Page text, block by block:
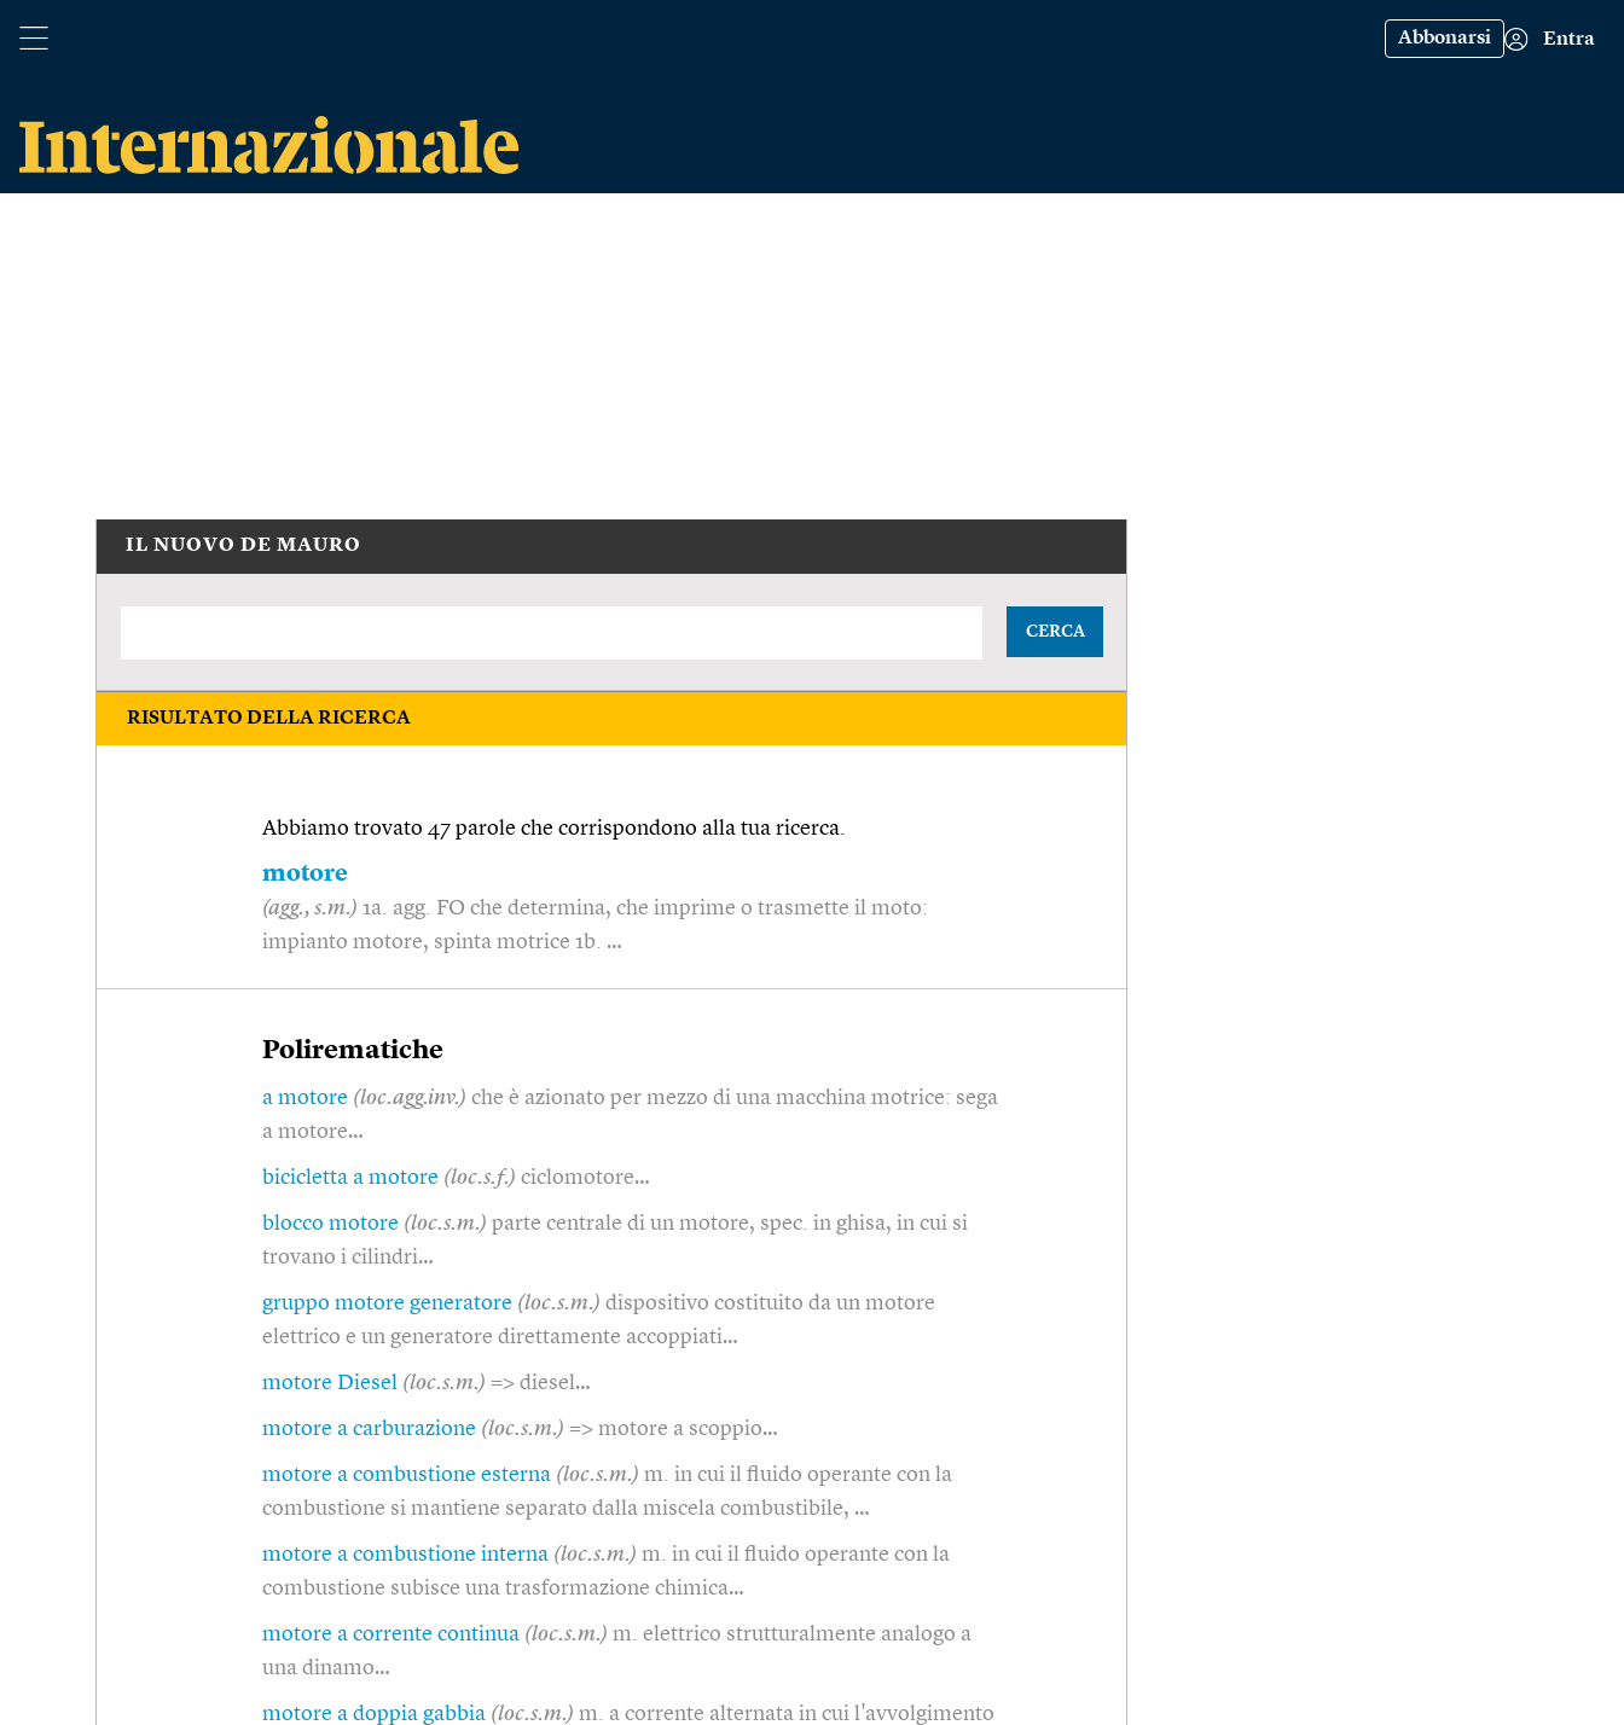
Abbonarsi Entra
IL NUOVO DE MAURO
CERCA
RISULTATO DELLA RICERCA
Abbiamo trovato 47 parole che corrispondono alla tua ricerca.
motore
(agg., s.m.) 1a. agg. FO che determina, che imprime o trasmette il moto:
impianto motore, spinta motrice 1b. …
Polirematiche
a motore (loc.agg.inv.) che è azionato per mezzo di una macchina motrice: sega
a motore…
bicicletta a motore (loc.s.f.) ciclomotore…
blocco motore (loc.s.m.) parte centrale di un motore, spec. in ghisa, in cui si
trovano i cilindri…
gruppo motore generatore (loc.s.m.) dispositivo costituito da un motore
elettrico e un generatore direttamente accoppiati…
motore Diesel (loc.s.m.) => diesel…
motore a carburazione (loc.s.m.) => motore a scoppio…
motore a combustione esterna (loc.s.m.) m. in cui il fluido operante con la
combustione si mantiene separato dalla miscela combustibile, …
motore a combustione interna (loc.s.m.) m. in cui il fluido operante con la
combustione subisce una trasformazione chimica…
motore a corrente continua (loc.s.m.) m. elettrico strutturalmente analogo a
una dinamo…
motore a doppia gabbia (loc.s.m.) m. a corrente alternata in cui l'avvolgimento